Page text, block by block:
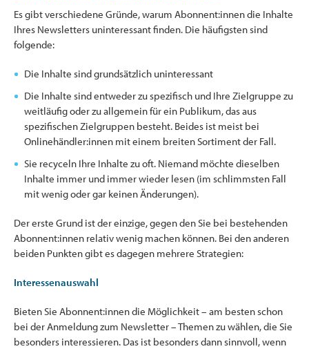
Es gibt verschiedene Gründe, warum Abonnent:innen die Inhalte
Ihres Newsletters uninteressant finden. Die häufigsten sind
folgende:
Die Inhalte sind grundsätzlich uninteressant
Die Inhalte sind entweder zu spezifisch und Ihre Zielgruppe zu
weitläufig oder zu allgemein für ein Publikum, das aus
spezifischen Zielgruppen besteht. Beides ist meist bei
Onlinehändler:innen mit einem breiten Sortiment der Fall.
Sie recyceln Ihre Inhalte zu oft. Niemand möchte dieselben
Inhalte immer und immer wieder lesen (im schlimmsten Fall
mit wenig oder gar keinen Änderungen).
Der erste Grund ist der einzige, gegen den Sie bei bestehenden
Abonnent:innen relativ wenig machen können. Bei den anderen
beiden Punkten gibt es dagegen mehrere Strategien:
Interessenauswahl
Bieten Sie Abonnent:innen die Möglichkeit – am besten schon
bei der Anmeldung zum Newsletter – Themen zu wählen, die Sie
besonders interessieren. Das ist besonders dann sinnvoll, wenn